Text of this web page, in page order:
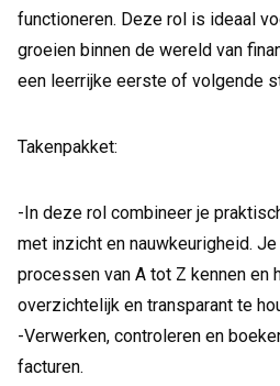
functioneren. Deze rol is ideaal
groeien binnen de wereld van
een leerrijke eerste of volgende
Takenpakket:
-In deze rol combineer je
met inzicht en nauwkeurigheid.
processen van A tot Z kennen en
overzichtelijk en transparant te
-Verwerken, controleren en
facturen.